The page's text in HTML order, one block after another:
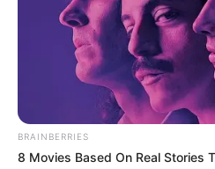
direkomendasikan untuk ditonton.
akan sisuguhkan dengan drama
Drama yang mempunyai 16
pada 28 Oktober 2019 di statisun
tayang pada senin dan selasa pada
Drama ini tak hanya menghadirkan
BRAINBERRIES
8 Movies Based On Real Stories